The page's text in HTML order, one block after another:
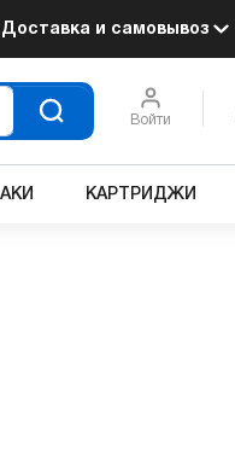
Доставка и самовывоз
Войти
КАРТРИДЖИ